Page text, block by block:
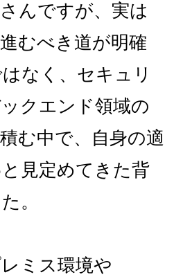
んですが、実は
むべき道が明確
なく、セキュリ
クエンド領域の
む中で、自身の適
見定めてきた背
。
ミス環境や